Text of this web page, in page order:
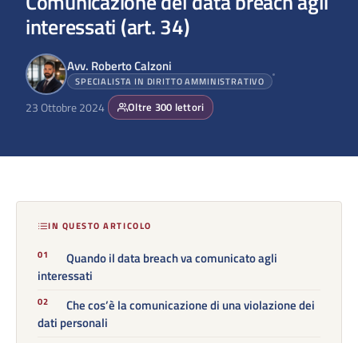
interessati (art. 34)
Avv. Roberto Calzoni
SPECIALISTA IN DIRITTO AMMINISTRATIVO
23 Ottobre 2024 Oltre 300 lettori
IN QUESTO ARTICOLO
Quando il data breach va comunicato agli
interessati
Che cos’è la comunicazione di una violazione dei
dati personali